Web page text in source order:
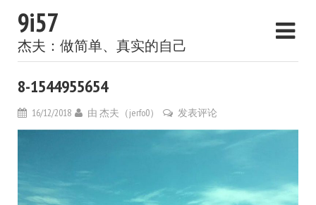
9i57
杰夫：做简单、真实的自己
8-1544955654
16/12/2018 由 杰夫（jerfo0） 发表评论